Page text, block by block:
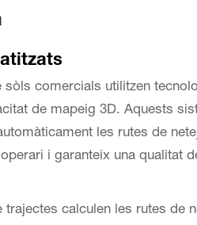
comercials utilitzen
de mapeig 3D. Aquests
les rutes de
i garanteix una qualitat
calculen les rutes de